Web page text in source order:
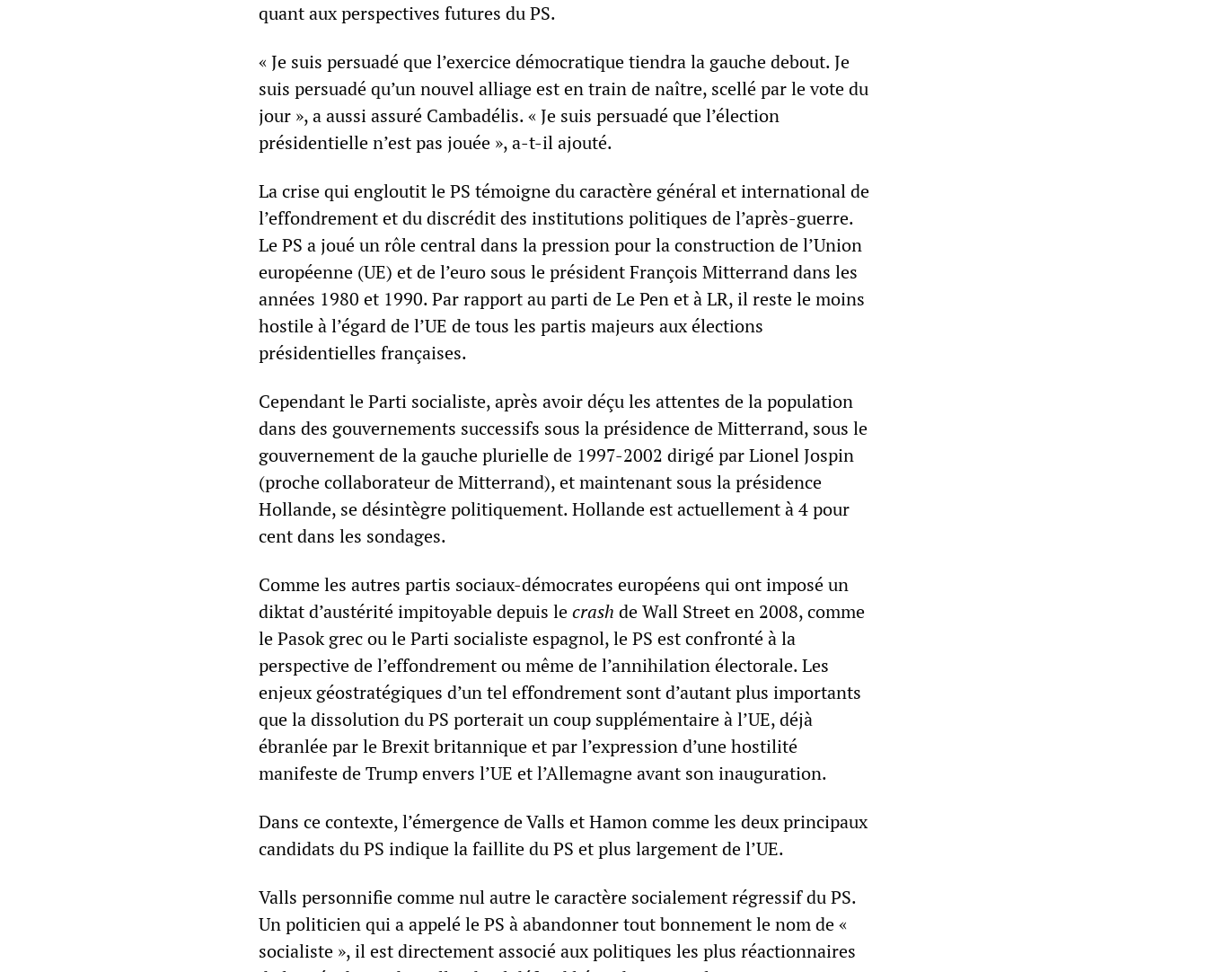
quant aux perspectives futures du PS.
« Je suis persuadé que l’exercice démocratique tiendra la gauche debout. Je
suis persuadé qu’un nouvel alliage est en train de naître, scellé par le vote du
jour », a aussi assuré Cambadélis. « Je suis persuadé que l’élection
présidentielle n’est pas jouée », a-t-il ajouté.
La crise qui engloutit le PS témoigne du caractère général et international de
l’effondrement et du discrédit des institutions politiques de l’après-guerre.
Le PS a joué un rôle central dans la pression pour la construction de l’Union
européenne (UE) et de l’euro sous le président François Mitterrand dans les
années 1980 et 1990. Par rapport au parti de Le Pen et à LR, il reste le moins
hostile à l’égard de l’UE de tous les partis majeurs aux élections
présidentielles françaises.
Cependant le Parti socialiste, après avoir déçu les attentes de la population
dans des gouvernements successifs sous la présidence de Mitterrand, sous le
gouvernement de la gauche plurielle de 1997-2002 dirigé par Lionel Jospin
(proche collaborateur de Mitterrand), et maintenant sous la présidence
Hollande, se désintègre politiquement. Hollande est actuellement à 4 pour
cent dans les sondages.
Comme les autres partis sociaux-démocrates européens qui ont imposé un
diktat d’austérité impitoyable depuis lecrash de Wall Street en 2008, comme
le Pasok grec ou le Parti socialiste espagnol, le PS est confronté à la
perspective de l’effondrement ou même de l’annihilation électorale. Les
enjeux géostratégiques d’un tel effondrement sont d’autant plus importants
que la dissolution du PS porterait un coup supplémentaire à l’UE, déjà
ébranlée par le Brexit britannique et par l’expression d’une hostilité
manifeste de Trump envers l’UE et l’Allemagne avant son inauguration.
Dans ce contexte, l’émergence de Valls et Hamon comme les deux principaux
candidats du PS indique la faillite du PS et plus largement de l’UE.
Valls personnifie comme nul autre le caractère socialement régressif du PS.
Un politicien qui a appelé le PS à abandonner tout bonnement le nom de «
socialiste », il est directement associé aux politiques les plus réactionnaires